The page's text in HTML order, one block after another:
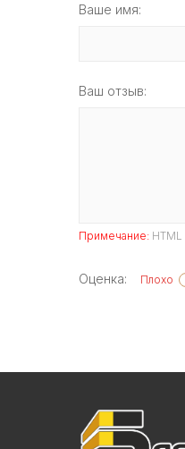
Ваше имя:
Ваш отзыв:
Примечание:
Оценка: Плохо